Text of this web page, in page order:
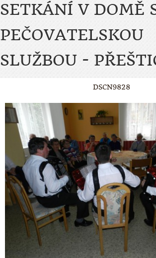
SETKÁNÍ V DOMĚ
PEČOVATELSKOU
SLUŽBOU -
DSCN9828